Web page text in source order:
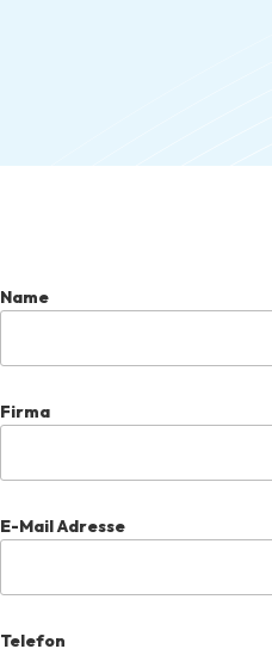
Name
Firma
E-Mail Adresse
Telefon